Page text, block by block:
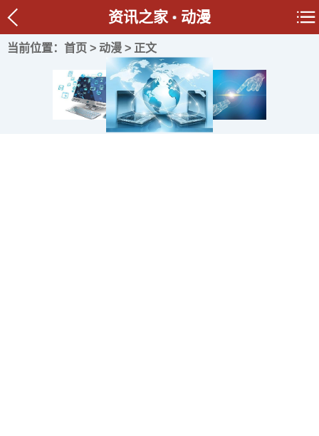
资讯之家 动漫
当前位置： 首页 > 动漫 > 正文